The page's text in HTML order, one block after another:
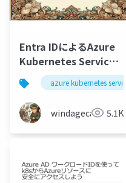
Entra IDによるAzure
Kubernetes Service
の認証認可強化
azure kubernetes service
windagecat 5.1K